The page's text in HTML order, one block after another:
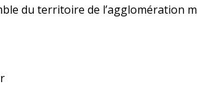
du territoire de l’agglomération